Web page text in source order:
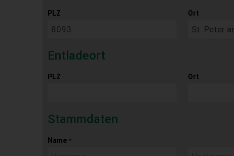
PLZ Ort
Entladeort
PLZ Ort
Stammdaten
Name *